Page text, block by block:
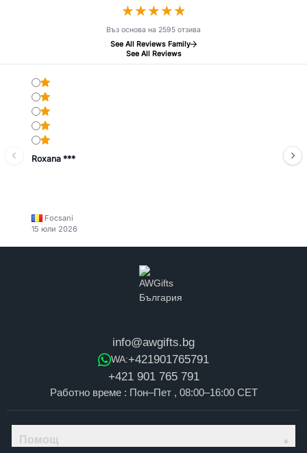
★★★★★
★★★★★
Въз основа на 2595 отзива
See All Reviews Family
See All Reviews
Roxana ***
Focsani
15 юли 2026
info@awgifts.bg
WA:+421901765791
+421 901 765 791
Работно време : Пон–Пет , 08:00–16:00 CET
Помощ